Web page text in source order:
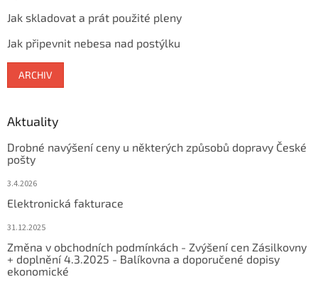
Jak skladovat a prát použité pleny
Jak připevnit nebesa nad postýlku
ARCHIV
Aktuality
Drobné navýšení ceny u některých způsobů dopravy České
pošty
3.4.2026
Elektronická fakturace
31.12.2025
Změna v obchodních podmínkách - Zvýšení cen Zásilkovny
+ doplnění 4.3.2025 - Balíkovna a doporučené dopisy
ekonomické